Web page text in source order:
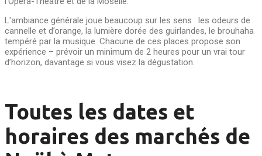
L'ambiance générale joue beaucoup sur les sens : les odeurs de
cannelle et d’orange, la lumière dorée des guirlandes, le brouhaha
tempéré par la musique. Chacune de ces places propose son
expérience – prévoir un minimum de 2 heures pour un vrai tour
d’horizon, davantage si vous visez la dégustation.
Toutes les dates et
horaires des marchés de